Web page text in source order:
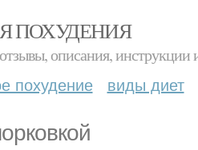
ПОХУДЕНИЯ
описания, инструкции
похудение виды диет